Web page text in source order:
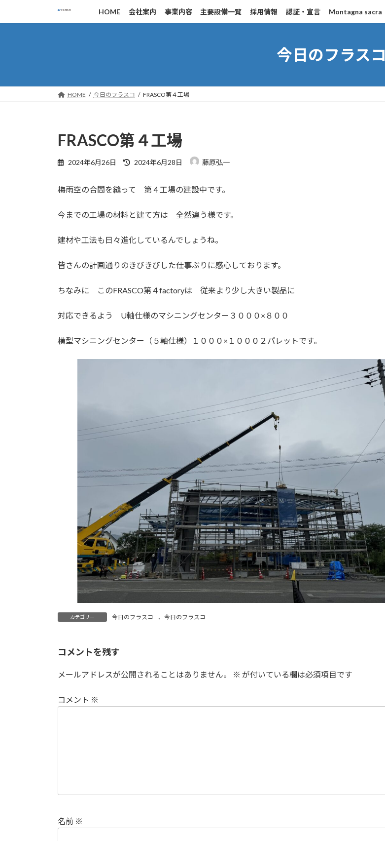
キ
に
HOME 会社案内 事業内容 主要設備一覧 採用情報 認証・宣言 Montagna sacra
今日のフラスコ
HOME 今日のフラスコ FRASCO第４工場
FRASCO第４工場
2024年6月26日
最
新
:
2024年6月28日 藤原弘一
梅雨空の合間を縫って 第４工場の建設中です。
今までの工場の材料と建て方は 全然違う様です。
建材や工法も日々進化しているんでしょうね。
皆さんの計画通りのきびきびした仕事ぶりに感心しております。
ちなみに このFRASCO第４factoryは 従来より少し大きい製品に
対応できるよう U軸仕様のマシニングセンター３０００×８００
横型マシニングセンター（５軸仕様）１０００×１０００２パレットです。
カテゴリー 今日のフラスコ 、 今日のフラスコ
コメントを残す
メールアドレスが公開されることはありません。 ※ が付いている欄は必須項目です
コメント ※
名前 ※